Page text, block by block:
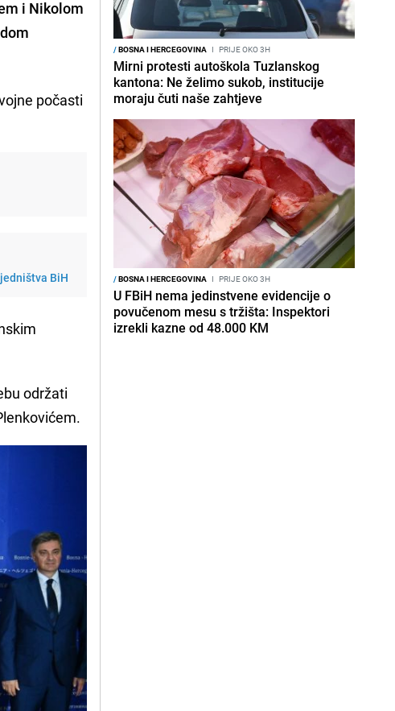
i Nikolom
počasti
BiH
održati
/BOSNA I HERCEGOVINA I PRIJE OKO 3H
Mirni protesti autoškola Tuzlanskog
kantona: Ne želimo sukob, institucije
moraju čuti naše zahtjeve
/BOSNA I HERCEGOVINA I PRIJE OKO 3H
U FBiH nema jedinstvene evidencije o
povučenom mesu s tržišta: Inspektori
izrekli kazne od 48.000 KM